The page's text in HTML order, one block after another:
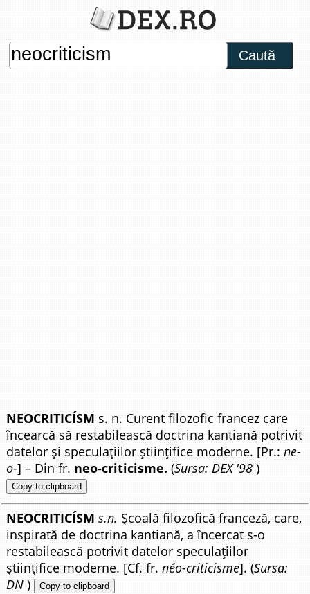
Caută
NEOCRITICÍSM s. n. Curent filozofic francez care
încearcă să restabilească doctrina kantiană potrivit
datelor și speculațiilor științifice moderne. [Pr.:ne-
o-] – Din fr. neo-criticisme. (Sursa: DEX '98 )
Copy to clipboard
NEOCRITICÍSM s.n. Școală filozofică franceză, care,
inspirată de doctrina kantiană, a încercat s-o
restabilească potrivit datelor speculațiilor
științifice moderne. [Cf. fr.néo-criticisme]. (Sursa:
DN ) Copy to clipboard